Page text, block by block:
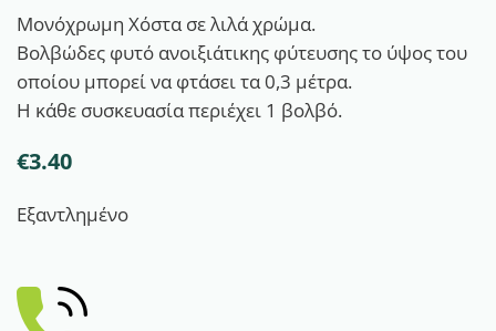
Μονόχρωμη Χόστα σε λιλά χρώμα.
Βολβώδες φυτό ανοιξιάτικης φύτευσης το ύψος του
οποίου μπορεί να φτάσει τα 0,3 μέτρα.
Η κάθε συσκευασία περιέχει 1 βολβό.
€3.40
Εξαντλημένο